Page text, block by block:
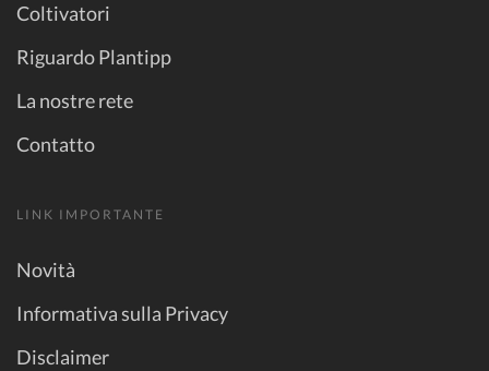
Coltivatori
Riguardo Plantipp
La nostre rete
Contatto
LINK IMPORTANTE
Novità
Informativa sulla Privacy
Disclaimer